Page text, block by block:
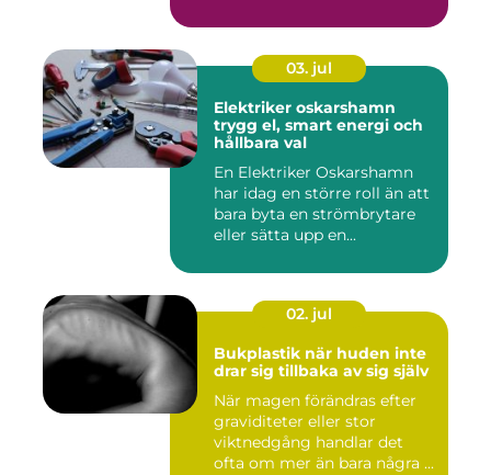
03. jul
Elektriker oskarshamn
trygg el, smart energi och
hållbara val
En Elektriker Oskarshamn
har idag en större roll än att
bara byta en strömbrytare
eller sätta upp en...
02. jul
Bukplastik när huden inte
drar sig tillbaka av sig själv
När magen förändras efter
graviditeter eller stor
viktnedgång handlar det
ofta om mer än bara några ...